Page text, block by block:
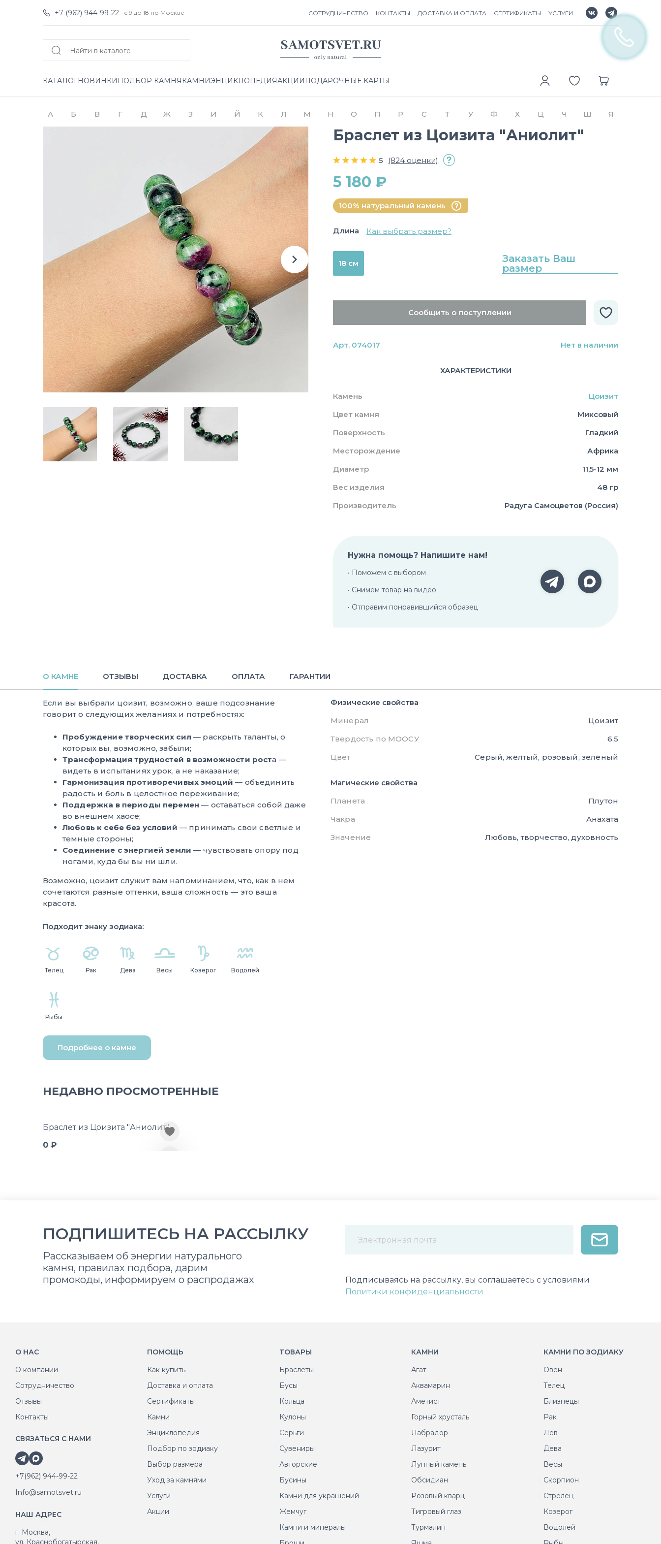
+7 (962) 944-99-22 с 9 до 18 по Москве СОТРУДНИЧЕСТВО КОНТАКТЫ ДОСТАВКА И ОПЛАТА СЕРТИФИКАТЫ УСЛУГИ
КАТАЛОГНОВИНКИ ПОДБОР КАМНЯ КАМНИЭНЦИКЛОПЕДИЯАКЦИИ ПОДАРОЧНЫЕ КАРТЫ
А Б В Г Д Ж З И Й К Л М Н О П Р С Т У Ф Х Ц Ч Ш Я
Браслет из Цоизита "Аниолит"
5 (824 оценки)
5 180 ₽
100% натуральный камень
Длина Как выбрать размер?
18 см
Заказать Ваш
размер
Сообщить о поступлении
Арт. 074017 Нет в наличии
ХАРАКТЕРИСТИКИ
Камень
Цоизит
Цвет камня
Миксовый
Поверхность
Гладкий
Месторождение
Африка
Диаметр
11,5-12 мм
Вес изделия
48 гр
Производитель
Радуга Самоцветов (Россия)
Нужна помощь? Напишите нам!
• Поможем с выбором
• Снимем товар на видео
• Отправим понравившийся образец
О КАМНЕ ОТЗЫВЫ ДОСТАВКА ОПЛАТА ГАРАНТИИ
Если вы выбрали цоизит, возможно, ваше подсознание
говорит о следующих желаниях и потребностях:
Пробуждение творческих сил — раскрыть таланты, о
которых вы, возможно, забыли;
Трансформация трудностей в возможности роста —
видеть в испытаниях урок, а не наказание;
Гармонизация противоречивых эмоций — объединить
радость и боль в целостное переживание;
Поддержка в периоды перемен — оставаться собой даже
во внешнем хаосе;
Любовь к себе без условий — принимать свои светлые и
темные стороны;
Соединение с энергией земли — чувствовать опору под
ногами, куда бы вы ни шли.
Возможно, цоизит служит вам напоминанием, что, как в нем
сочетаются разные оттенки, ваша сложность — это ваша
красота.
Подходит знаку зодиака:
Телец Рак Дева Весы Козерог Водолей
Рыбы
Подробнее о камне
Физические свойства
Минерал
Цоизит
Твердость по МООСУ
6,5
Цвет
Серый, жёлтый, розовый, зелёный
Магические свойства
Планета
Плутон
Чакра
Анахата
Значение
Любовь, творчество, духовность
НЕДАВНО ПРОСМОТРЕННЫЕ
Браслет из Цоизита "Аниолит"
0 ₽
ПОДПИШИТЕСЬ НА РАССЫЛКУ
Рассказываем об энергии натурального
камня, правилах подбора, дарим
промокоды, информируем о распродажах
Подписываясь на рассылку, вы соглашаетесь с условиями
Политики конфиденциальности
О НАС
О компании
Сотрудничество
Отзывы
Контакты
СВЯЗАТЬСЯ С НАМИ
+7(962) 944-99-22
Info@samotsvet.ru
НАШ АДРЕС
г. Москва,
ул. Краснобогатырская,
ПОМОЩЬ
Как купить
Доставка и оплата
Сертификаты
Камни
Энциклопедия
Подбор по зодиаку
Выбор размера
Уход за камнями
Услуги
Акции
ТОВАРЫ
Браслеты
Бусы
Кольца
Кулоны
Серьги
Сувениры
Авторские
Бусины
Камни для украшений
Жемчуг
Камни и минералы
КАМНИ
Агат
Аквамарин
Аметист
Горный хрусталь
Лабрадор
Лазурит
Лунный камень
Обсидиан
Розовый кварц
Тигровый глаз
Турмалин
КАМНИ ПО ЗОДИАКУ
Овен
Телец
Близнецы
Рак
Лев
Дева
Весы
Скорпион
Стрелец
Козерог
Водолей